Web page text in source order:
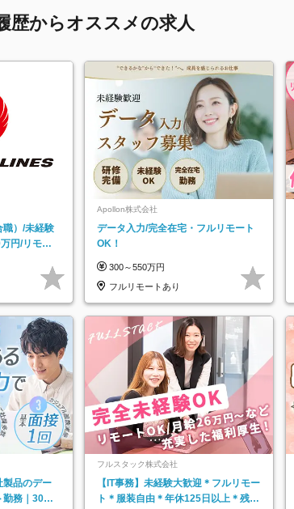
歴からオススメの求人
職）/未経験
円/リモー
Apollon株式会社
データ入力/完全在宅・フルリモート
OK！
300～550万円
フルリモートあり
製品のデー
勤務｜30代
フルスタック株式会社
【IT事務】未経験大歓迎＊フルリモー
ト＊服装自由＊年休125日以上＊残業